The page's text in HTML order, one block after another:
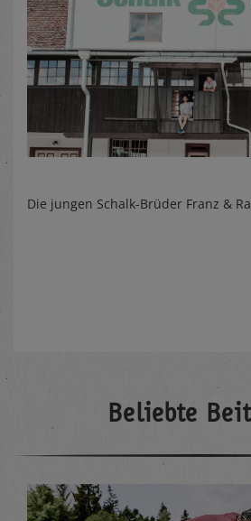
Die jungen Schalk-Brüder Franz &
Beliebte